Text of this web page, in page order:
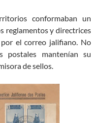
conformaban un
reglamentos y directrices
el correo jalifiano. No
postales mantenían su
de sellos.